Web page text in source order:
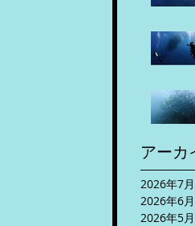
アーカ
2026年7月
2026年6月
2026年5月